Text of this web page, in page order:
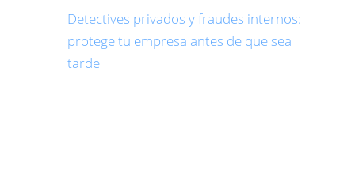
Detectives privados y fraudes internos:
protege tu empresa antes de que sea
tarde